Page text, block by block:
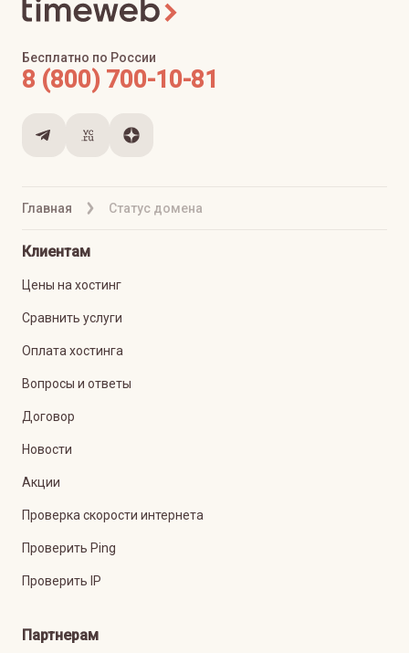
Главная Статус домена
Бесплатно по России
8 (800) 700-10-81
Клиентам
Цены на хостинг
Сравнить услуги
Оплата хостинга
Вопросы и ответы
Договор
Новости
Акции
Проверка скорости интернета
Проверить Ping
Проверить IP
Партнерам